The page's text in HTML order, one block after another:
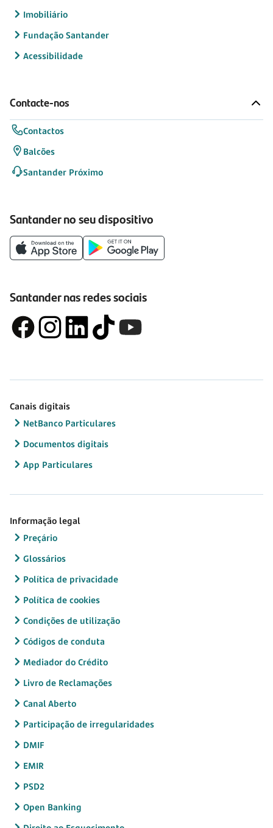
Imobiliário
Fundação Santander
Acessibilidade
Contacte-nos
Contactos
Balcões
Santander Próximo
Santander no seu dispositivo
Santander nas redes sociais
Canais digitais
NetBanco Particulares
Documentos digitais
App Particulares
Informação legal
Preçário
Glossários
Política de privacidade
Política de cookies
Condições de utilização
Códigos de conduta
Mediador do Crédito
Livro de Reclamações
Canal Aberto
Participação de irregularidades
DMIF
EMIR
PSD2
Open Banking